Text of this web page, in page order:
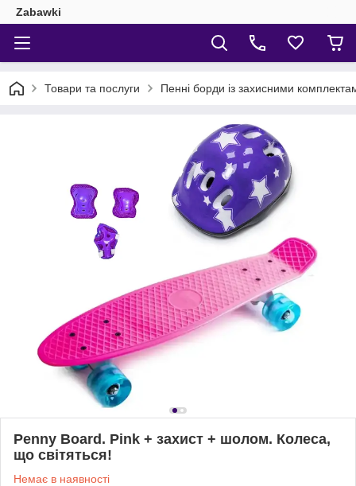
Zabawki
Товари та послуги Пенні борди із захисними
Penny Board. Pink + захист + шолом. Колеса,
що світяться!
Немає в наявності